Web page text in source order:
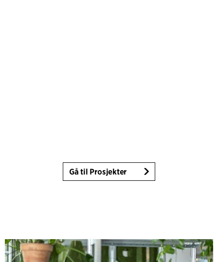
Gå til Prosjekter